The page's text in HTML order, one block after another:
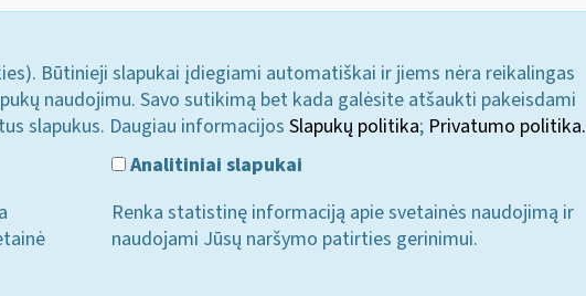
Būtinieji slapukai įdiegiami automatiškai ir jiems nėra reikalingas
naudojimu. Savo sutikimą bet kada galėsite atšaukti pakeisdami
slapukus. Daugiau informacijos Slapukų politika; Privatumo politika.
Analitiniai slapukai
Renka statistinę informaciją apie svetainės naudojimą ir
naudojami Jūsų naršymo patirties gerinimui.